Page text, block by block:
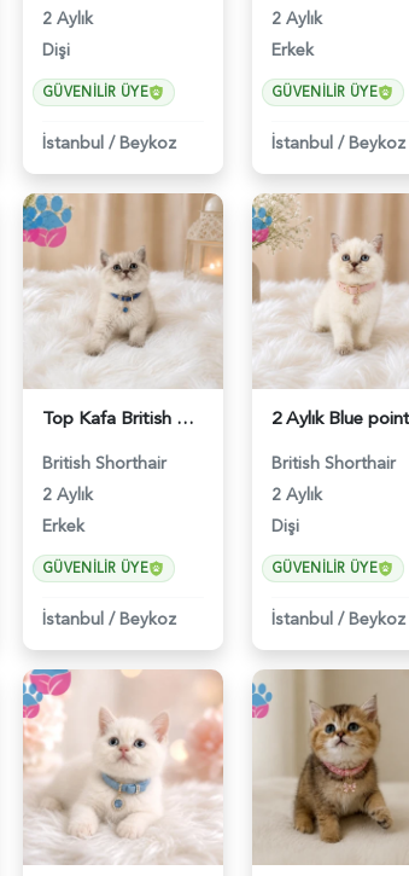
2 Aylık
Dişi
GÜVENILIR ÜYE
İstanbul /Beykoz
2 Aylık
Erkek
GÜVENILIR ÜYE
İstanbul /Beykoz
Top Kafa British Shorthair Blue Point Yakışıklımız - 4641
British Shorthair
2 Aylık
Erkek
GÜVENILIR ÜYE
İstanbul /Beykoz
British Shorthair
2 Aylık
Dişi
GÜVENILIR ÜYE
İstanbul /Beykoz